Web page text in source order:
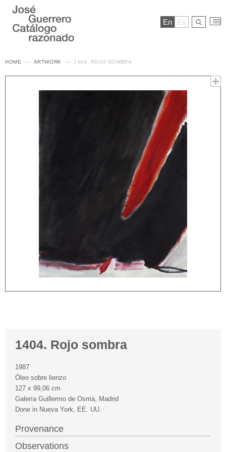
En Es
HOME ARTWORK 1404. ROJO SOMBRA
1404. Rojo sombra
1987
Óleo sobre lienzo
127 x 99,06 cm
Galería Guillermo de Osma, Madrid
Done in Nueva York, EE. UU.
Provenance
Observations